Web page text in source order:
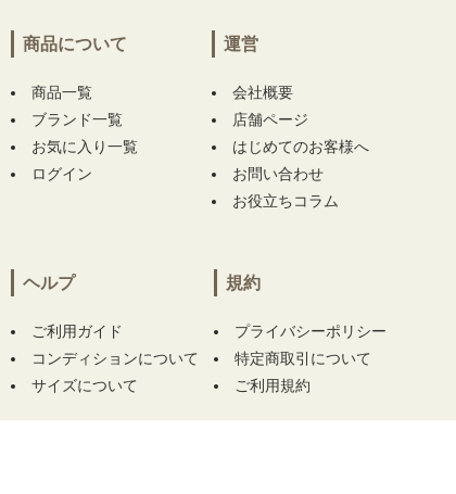
フ adidas GOLF ジョガーパンツ 85cm ホワイ
使用品 メンズ ムニタルプ MUNITALP 半袖ポ
ロシャツ 50(L) グレー系 総柄】 をお買い上
兵庫県にて
【中古 メンズ ハチヤーズ 8YARDS
半袖ポロシャツ M 紺 ネイビー】【中古 メン
をお買い上げ!!ありがとうございます！
埼玉県にて
【中古 ガーミン GARMIN レーザ
ー測定器 ブラック×ホワイト APPROACH Z30
距離計 スコープ】をお買い上げ!!ありがとう
ございます！
商品について
商品一覧
ブランド一覧
お気に入り一覧
ログイン
運営
会社概要
店舗ページ
はじめてのお客様へ
お問い合わせ
お役立ちコラム
ヘルプ
ご利用ガイド
コンディションについて
サイズについて
規約
プライバシーポリシー
特定商取引について
ご利用規約